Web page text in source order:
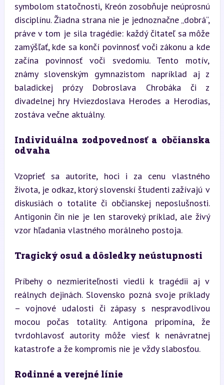
symbolom statočnosti, Kreón zosobňuje neúprosnú
disciplínu. Žiadna strana nie je jednoznačne „dobrá“,
práve v tom je sila tragédie: každý čitateľ sa môže
zamýšľať, kde sa končí povinnosť voči zákonu a kde
začína povinnosť voči svedomiu. Tento motív,
známy slovenským gymnazistom napríklad aj z
baladickej prózy Dobroslava Chrobáka či z
divadelnej hry Hviezdoslava Herodes a Herodias,
zostáva večne aktuálny.
Individuálna zodpovednosť a občianska
odvaha
Vzoprieť sa autorite, hoci i za cenu vlastného
života, je odkaz, ktorý slovenskí študenti zažívajú v
diskusiách o totalite či občianskej neposlušnosti.
Antigonin čin nie je len staroveký príklad, ale živý
vzor hľadania vlastného morálneho postoja.
Tragický osud a dôsledky neústupnosti
Príbehy o nezmieriteľnosti viedli k tragédii aj v
reálnych dejinách. Slovensko pozná svoje príklady
– vojnové udalosti či zápasy s nespravodlivou
mocou počas totality. Antigona pripomína, že
tvrdohlavosť autority môže viesť k nenávratnej
katastrofe a že kompromis nie je vždy slabosťou.
Rodinné a verejné línie